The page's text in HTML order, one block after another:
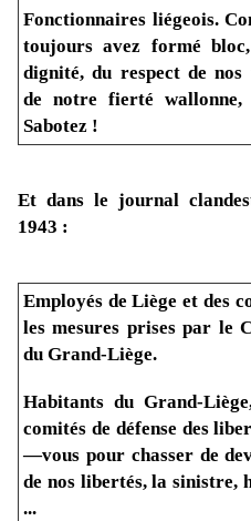
Fonctionnaires liégeois.
toujours avez formé
dignité, du respect de
de notre fierté
Sabotez !
Et dans le journal
1943 :
Employés de Liège et des
les mesures prises par le
du Grand-Liège.
Habitants du Grand-
comités de défense des
—vous pour chasser de
de nos libertés, la sinistre,
...